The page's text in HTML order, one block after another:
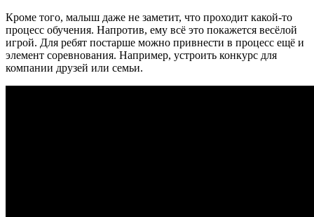
Кроме того, малыш даже не заметит, что проходит какой-то
процесс обучения. Напротив, ему всё это покажется весёлой
игрой. Для ребят постарше можно привнести в процесс ещё и
элемент соревнования. Например, устроить конкурс для
компании друзей или семьи.